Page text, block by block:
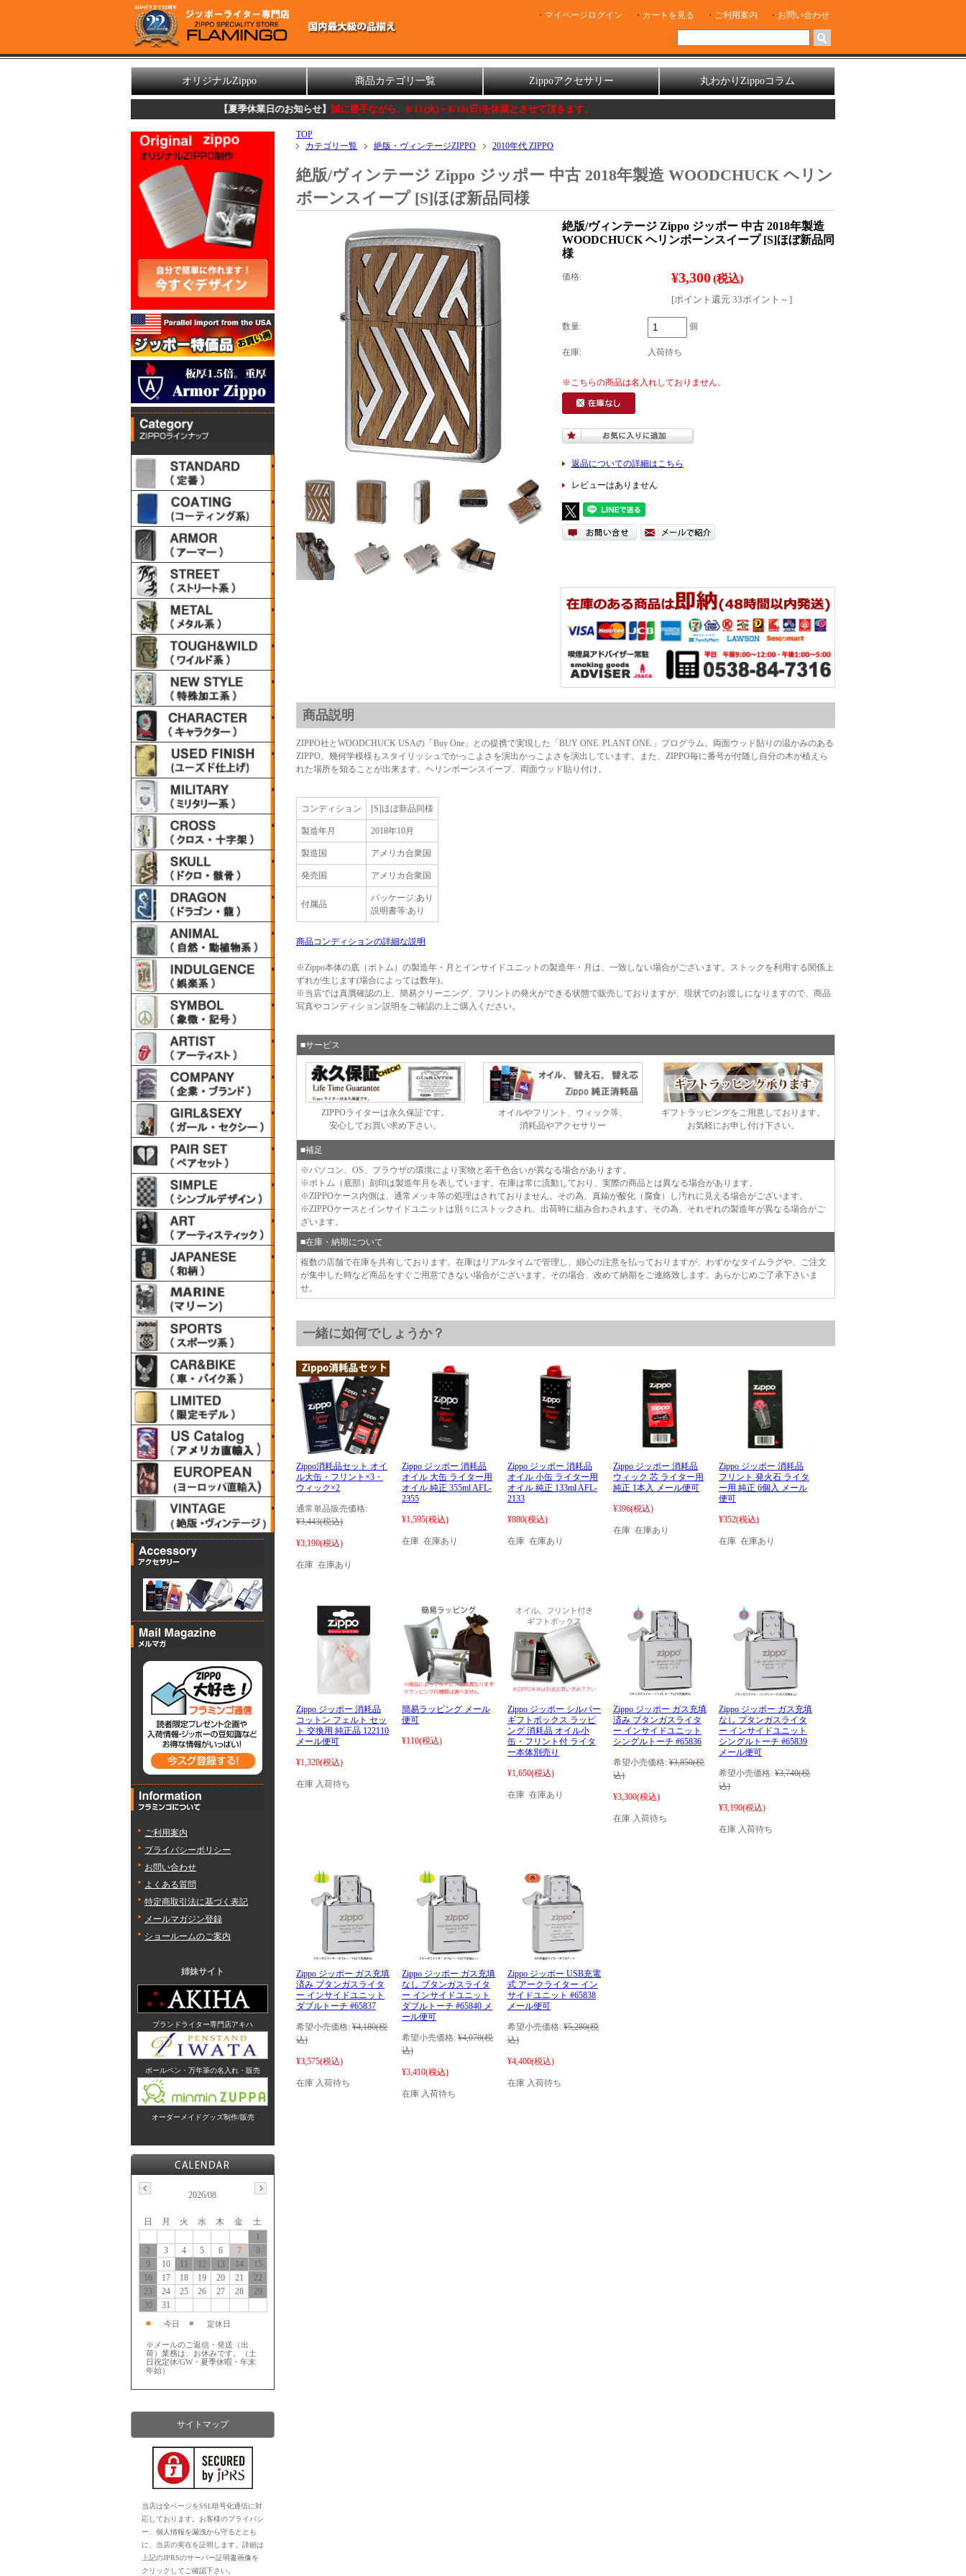
マイページログイン カートを見る ご利用案内 お問い合わせ
オリジナルZippo 商品カテゴリ一覧 Zippoアクセサリー 丸わかりZippoコラム
【夏季休業日のお知らせ】誠に勝手ながら、8/11(火)～8/16(日)を休業とさせて頂きます。
TOP
カテゴリ一覧
絶版・ヴィンテージZIPPO 2010年代 ZIPPO
絶版/ヴィンテージ Zippo ジッポー 中古 2018年製造 WOODCHUCK ヘリン
ボーンスイープ [S]ほぼ新品同様
絶版/ヴィンテージ Zippo ジッポー 中古 2018年製造
WOODCHUCK ヘリンボーンスイープ [S]ほぼ新品同
様
価格: ¥3,300(税込)
[ポイント還元 33ポイント～]
数量: 個
在庫: 入荷待ち
返品についての詳細はこちら
レビューはありません
商品説明
ZIPPO社とWOODCHUCK USAの「Buy One」との提携で実現した「BUY ONE. PLANT ONE.」プログラム。両面ウッド貼りの温かみのある
ZIPPO。幾何学模様もスタイリッシュでかっこよさを演出かっこよさを演出しています。また、ZIPPO毎に番号が付随し自分の木が植えら
れた場所を知ることが出来ます。ヘリンボーンスイープ、両面ウッド貼り付け。
コンディション [S]ほぼ新品同様
製造年月 2018年10月
製造国 アメリカ合衆国
発売国 アメリカ合衆国
付属品
パッケージ:あり
説明書等:あり
商品コンディションの詳細な説明
※Zippo本体の底（ボトム）の製造年・月とインサイドユニットの製造年・月は、一致しない場合がございます。ストックを利用する関係上
ずれが生じます(場合によっては数年)。
※当店では真贋確認の上、簡易クリーニング、フリントの発火ができる状態で販売しておりますが、現状でのお渡しになりますので、商品
写真やコンディション説明をご確認の上ご購入ください。
■サービス
ZIPPOライターは永久保証です。
安心してお買い求め下さい。
オイルやフリント、ウィック等、
消耗品やアクセサリー
ギフトラッピングをご用意しております。
お気軽にお申し付け下さい。
■補足
※パソコン、OS、プラウザの環境により実物と若干色合いが異なる場合があります。
※ボトム（底部）刻印は製造年月を表しています。在庫は常に流動しており、実際の商品とは異なる場合があります。
※ZIPPOケース内側は、通常メッキ等の処理はされておりません。その為、真鍮が酸化（腐食）し汚れに見える場合がございます。
※ZIPPOケースとインサイドユニットは別々にストックされ、出荷時に組み合わされます。その為、それぞれの製造年が異なる場合がご
ざいます。
■在庫・納期について
複数の店舗で在庫を共有しております。在庫はリアルタイムで管理し、細心の注意を払っておりますが、わずかなタイムラグや、ご注文
が集中した時など商品をすぐご用意できない場合がございます。その場合、改めて納期をご連絡致します。あらかじめご了承下さいま
せ。
一緒に如何でしょうか？
Zippo消耗品セット オイ
ル大缶・フリント×3・
ウィック×2
通常単品販売価格:
¥3,443(税込)
¥3,190(税込)
在庫 在庫あり
Zippo ジッポー 消耗品
オイル 大缶 ライター用
オイル 純正 355ml AFL-
2355
¥1,595(税込)
在庫 在庫あり
Zippo ジッポー 消耗品
オイル 小缶 ライター用
オイル 純正 133ml AFL-
2133
¥880(税込)
在庫 在庫あり
Zippo ジッポー 消耗品
ウィック 芯 ライター用
純正 1本入 メール便可
¥396(税込)
在庫 在庫あり
Zippo ジッポー 消耗品
フリント 発火石 ライタ
ー用 純正 6個入 メール
便可
¥352(税込)
在庫 在庫あり
Zippo ジッポー 消耗品
コットン フェルト セッ
ト 交換用 純正品 122110
メール便可
¥1,320(税込)
在庫 入荷待ち
簡易ラッピング メール
便可
¥110(税込)
Zippo ジッポー シルバー
ギフトボックス ラッピ
ング 消耗品 オイル小
缶・フリント付 ライタ
ー本体別売り
¥1,650(税込)
在庫 在庫あり
Zippo ジッポー ガス充填
済み ブタンガスライタ
ー インサイドユニット
シングルトーチ #65836
希望小売価格: ¥3,850(税
込)
¥3,300(税込)
在庫 入荷待ち
Zippo ジッポー ガス充填
なし ブタンガスライタ
ー インサイドユニット
シングルトーチ #65839
メール便可
希望小売価格: ¥3,740(税
込)
¥3,190(税込)
在庫 入荷待ち
Zippo ジッポー ガス充填
済み ブタンガスライタ
ー インサイドユニット
ダブルトーチ #65837
希望小売価格: ¥4,180(税
込)
¥3,575(税込)
在庫 入荷待ち
Zippo ジッポー ガス充填
なし ブタンガスライタ
ー インサイドユニット
ダブルトーチ #65840 メ
ール便可
希望小売価格: ¥4,070(税
込)
¥3,410(税込)
在庫 入荷待ち
Zippo ジッポー USB充電
式 アークライター イン
サイドユニット #65838
メール便可
希望小売価格: ¥5,280(税
込)
¥4,400(税込)
在庫 入荷待ち
ご利用案内
プライバシーポリシー
お問い合わせ
よくある質問
特定商取引法に基づく表記
メールマガジン登録
ショールームのご案内
姉妹サイト
ブランドライター専門店アキハ
ボールペン・万年筆の名入れ・販売
オーダーメイドグッズ制作/販売
2026/08
日 月 火 水 木 金
土
1
2
3 4 5 6 7
8
9
10 11 12 13 14
15
16
17 18 19 20 21
22
23
24 25 26 27 28
29
30
31
■ 今日 ■ 定休日
※メールのご返信・発送（出
荷）業務は、お休みです。（土
日祝定休/GW・夏季休暇・年末
年始）
サイトマップ
当店は全ページをSSL暗号化通信に対
応しております。お客様のプライバシ
ー、個人情報を漏洩から守るととも
に、当店の実在を証明します。詳細は
上記のJPRSのサーバー証明書画像を
クリックしてご確認下さい。